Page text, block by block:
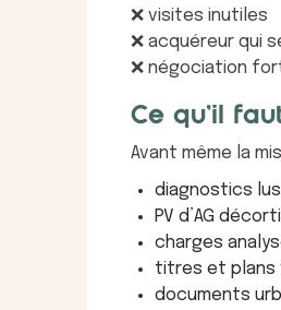
❌ visites inutiles
❌ acquéreur qui
❌ négociation
Ce qu’il
Avant même la
diagnostics
PV d’AG
charges
titres et plans
documents